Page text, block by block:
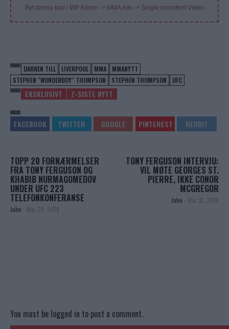
Byt denna kod i WP Admin -> MMA Ads -> Single Incontent Video
DARREN TILL LIVERPOOL MMA
MMANYTT
STEPHEN "WONDERBOY" THOMPSON
STEPHEN THOMPSON UFC
EKSKLUSIVT Z-SISTE NYTT
TOPP 20 FORNÆRMELSER
FRA TONY FERGUSON OG
KHABIB NURMAGOMEDOV
UNDER UFC 223
TELEFONKONFERANSE
John - Mar 29, 2018
TONY FERGUSON INTERVJU:
VIL MØTE GEORGES ST.
PIERRE, IKKE CONOR
MCGREGOR
John - Mar 31, 2018
You must be logged in to post a comment.